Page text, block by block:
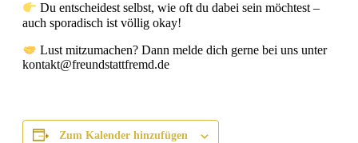
Du entscheidest selbst, wie oft du dabei sein möchtest –
auch sporadisch ist völlig okay!
Lust mitzumachen? Dann melde dich gerne bei uns unter
kontakt@freundstattfremd.de
Zum Kalender hinzufügen